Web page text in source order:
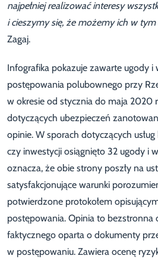
najpełniej realizować interesy
i cieszymy się, że możemy ich w tym
Zagaj.
Infografika pokazuje zawarte ugody
postępowania polubownego przy
w okresie od stycznia do maja 2020
dotyczących ubezpieczeń
opinie. W sporach dotyczących
czy inwestycji osiągnięto 32 ugody i
oznacza, że obie strony poszły na
satysfakcjonujące warunki
potwierdzone protokołem
postępowania. Opinia to bezstronna
faktycznego oparta o dokumenty
w postępowaniu. Zawiera ocenę